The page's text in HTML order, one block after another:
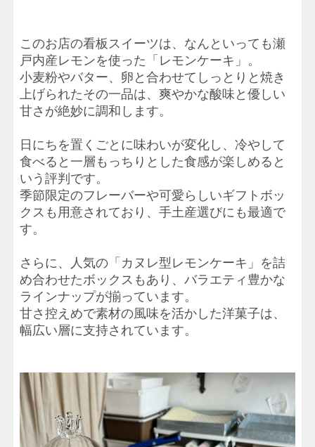
このお店の看板スイーツは、なんといっても瀬
戸内産レモンを使った「レモンケーキ」。
小麦粉やバター、卵と合わせてしっとりと焼き
上げられたその一品は、爽やかな酸味と優しい
甘さが絶妙に調和します。
日にちを置くごとに味わいが変化し、冷やして
食べると一層もっちりとした食感が楽しめると
いう評判です。
季節限定のフレーバーや可愛らしいギフトボッ
クスも用意されており、手土産選びにも最適で
す。
さらに、人気の「カヌレ型レモンケーキ」を詰
め合わせたボックスもあり、バラエティ豊かな
ラインナップが揃っています。
甘さ控えめで素材の風味を活かした洋菓子は、
幅広い層に支持されています。